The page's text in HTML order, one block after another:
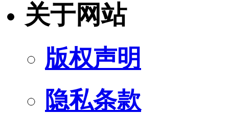
关于网站
版权声明
隐私条款